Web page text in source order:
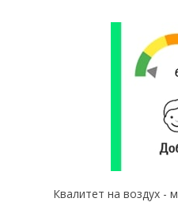
Квалитет на воздух -